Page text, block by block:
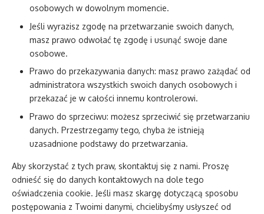
osobowych w dowolnym momencie.
Jeśli wyrazisz zgodę na przetwarzanie swoich danych,
masz prawo odwołać tę zgodę i usunąć swoje dane
osobowe.
Prawo do przekazywania danych: masz prawo zażądać od
administratora wszystkich swoich danych osobowych i
przekazać je w całości innemu kontrolerowi.
Prawo do sprzeciwu: możesz sprzeciwić się przetwarzaniu
danych. Przestrzegamy tego, chyba że istnieją
uzasadnione podstawy do przetwarzania.
Aby skorzystać z tych praw, skontaktuj się z nami. Proszę
odnieść się do danych kontaktowych na dole tego
oświadczenia cookie. Jeśli masz skargę dotyczącą sposobu
postępowania z Twoimi danymi, chcielibyśmy usłyszeć od